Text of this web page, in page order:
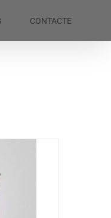
CONTACTE